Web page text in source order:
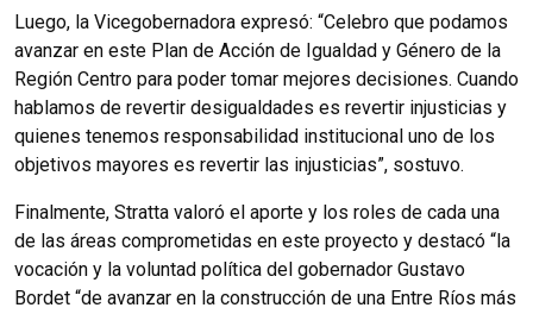
Luego, la Vicegobernadora expresó: “Celebro que podamos
avanzar en este Plan de Acción de Igualdad y Género de la
Región Centro para poder tomar mejores decisiones. Cuando
hablamos de revertir desigualdades es revertir injusticias y
quienes tenemos responsabilidad institucional uno de los
objetivos mayores es revertir las injusticias”, sostuvo.
Finalmente, Stratta valoró el aporte y los roles de cada una
de las áreas comprometidas en este proyecto y destacó “la
vocación y la voluntad política del gobernador Gustavo
Bordet “de avanzar en la construcción de una Entre Ríos más